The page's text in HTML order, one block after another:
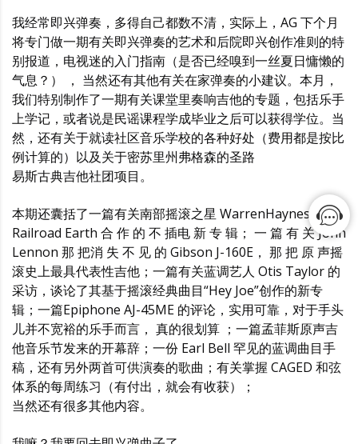
我经常即兴弹奏，多得自己都数不清，实际上，AG 下个月
将专门做一期有关即兴弹奏的艺术和后院即兴创作准则的特
别报道，电视迷的入门指南（是否已经嗅到一丝夏日慵懒的
气息？） ， 当然还有其他有关在家弹奏的小建议。本月，
我们特别制作了一期有关课堂里奏响吉他的专题，包括乐手
上学记，或者说是民谣课程学成毕业之后可以获得学位。当
然，还有关于就读社区音乐学校的各种好处（费用都是按比
例计算的）以及关于密苏里州弗格森的圣路
易斯古典吉他社团项目。
本期还囊括了一篇有关南部摇滚之星 WarrenHaynes 与
Railroad Earth 合 作 的 不 插电 新 专 辑； 一 篇 有 关 John
Lennon 那 把消 失 不 见 的 Gibson J-160E， 那 把 原 声摇
滚史上最具代表性吉他；一篇有关蓝调艺人 Otis Taylor 的
采访，谈论了其基于摇滚经典曲目“Hey Joe”创作的新专
辑；一篇Epiphone AJ-45ME 的评论，实用可靠，对于手头
儿并不宽裕的乐手而言， 真的很划算 ；一篇孟菲斯原声吉
他音乐节发来的开幕辞；一份 Earl Bell 罕见的蓝调曲目手
稿，还有另外两首可供演奏的歌曲；有关掌握 CAGED 和弦
体系的每周练习（有付出，就会有收获）；
当然还有很多其他内容。